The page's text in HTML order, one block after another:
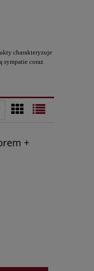
charakteryzuje
sympatie coraz
+